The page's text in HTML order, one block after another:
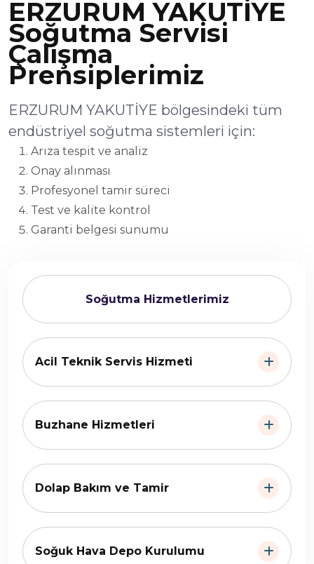
Soğutma Hizmetlerimiz
Acil Teknik Servis Hizmeti
Buzhane Hizmetleri
Dolap Bakım ve Tamir
Soğuk Hava Depo Kurulumu
ERZURUM YAKUTİYE
Soğutma Servisi
Çalışma
Prensiplerimiz
ERZURUM YAKUTİYE bölgesindeki tüm
endüstriyel soğutma sistemleri için:
Arıza tespit ve analiz
Onay alınması
Profesyonel tamir süreci
Test ve kalite kontrol
Garanti belgesi sunumu